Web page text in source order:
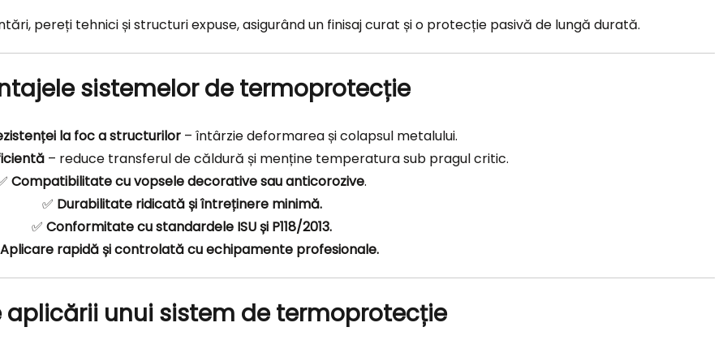
pereți tehnici și structuri expuse, asigurând un finisaj curat și o protecție pasivă de lungă durată.
sistemelor de termoprotecție
la foc a structurilor – întârzie deformarea și colapsul metalului.
– reduce transferul de căldură și menține temperatura sub pragul critic.
Compatibilitate cu vopsele decorative sau anticorozive.
✅ Durabilitate ridicată și întreținere minimă.
✅ Conformitate cu standardele ISU și P118/2013.
Aplicare rapidă și controlată cu echipamente profesionale.
aplicării unui sistem de termoprotecție